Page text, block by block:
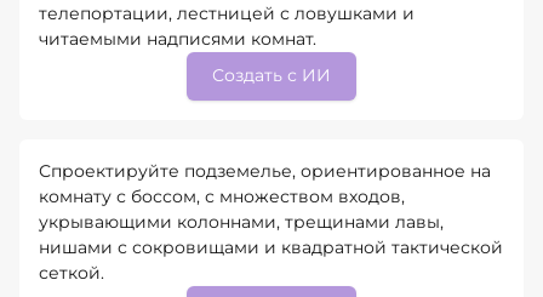
телепортации, лестницей с ловушками и
читаемыми надписями комнат.
Создать с ИИ
Спроектируйте подземелье, ориентированное на
комнату с боссом, с множеством входов,
укрывающими колоннами, трещинами лавы,
нишами с сокровищами и квадратной тактической
сеткой.